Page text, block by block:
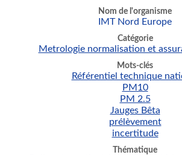
Nom de l'organisme
IMT Nord Europe
Catégorie
Metrologie normalisation et
Mots-clés
Référentiel technique
PM10
PM 2.5
Jauges Bêta
prélèvement
incertitude
Thématique